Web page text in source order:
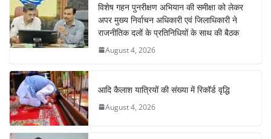
विशेष गहन पुनरीक्षण अभियान की समीक्षा को लेकर
अपर मुख्य निर्वाचन अधिकारी एवं जिलाधिकारी ने
राजनीतिक दलों के प्रतिनिधियों के साथ की बैठक
August 4, 2026
आदि कैलाश यात्रियों की संख्या में रिकॉर्ड वृद्धि
August 4, 2026